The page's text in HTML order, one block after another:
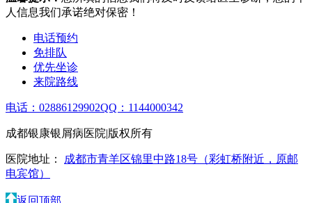
人信息我们承诺绝对保密！
电话预约
免排队
优先坐诊
来院路线
电话：02886129902QQ：1144000342
成都银康银屑病医院|版权所有
医院地址： 成都市青羊区锦里中路18号（彩虹桥附近，原邮
电宾馆）